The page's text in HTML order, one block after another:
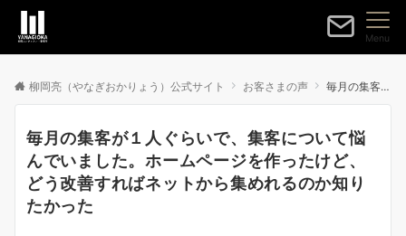
Menu
柳岡亮（やなぎおかりょう）公式サイト お客さまの声 毎月の集客が１人ぐらいで、集客について悩んでいました。ホームページを作ったけど、どう改善すればネットから集めれるのか知りたかった
毎月の集客が１人ぐらいで、集客について悩
んでいました。ホームページを作ったけど、
どう改善すればネットから集めれるのか知り
たかった